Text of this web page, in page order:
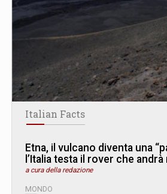
Italian Facts
Etna, il vulcano diventa una
l’Italia testa il rover che
a cura della redazione
MONDO